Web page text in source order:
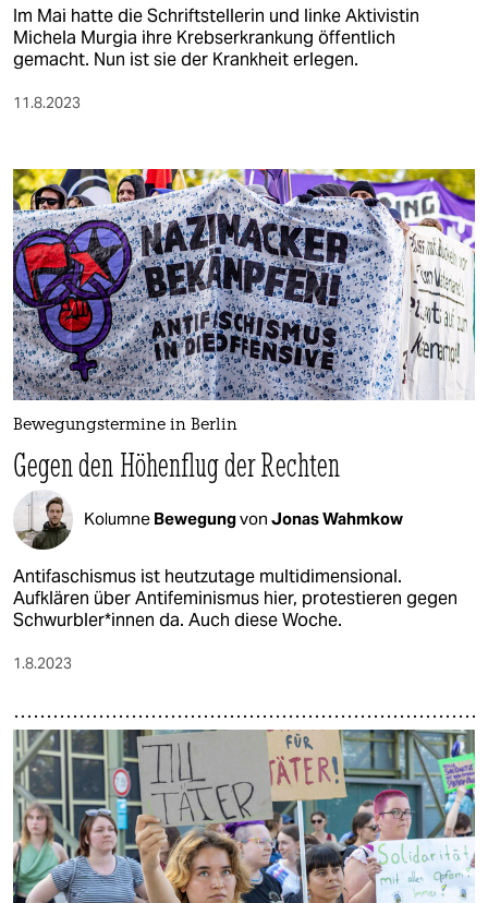
Im Mai hatte die Schriftstellerin und linke Aktivistin
Michela Murgia ihre Krebserkrankung öffentlich
gemacht. Nun ist sie der Krankheit erlegen.
11.8.2023
Bewegungstermine in Berlin
Gegen den Höhenflug der Rechten
Kolumne Bewegungvon Jonas Wahmkow
An­ti­fa­schis­mus ist heutzutage multidimensional.
Aufklären über Antifeminismus hier, protestieren gegen
Schwur­b­le­r*in­nen da. Auch diese Woche.
1.8.2023